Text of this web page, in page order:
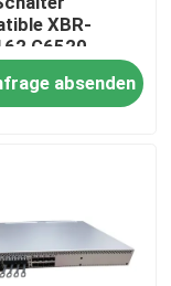
XBR-
G6520
absenden